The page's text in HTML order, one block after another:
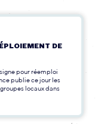
DE
pour réemploi
publie ce jour les
locaux dans